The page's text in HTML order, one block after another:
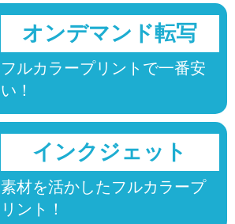
オンデマンド転写
フルカラープリントで一番安
い！
インクジェット
素材を活かしたフルカラープ
リント！